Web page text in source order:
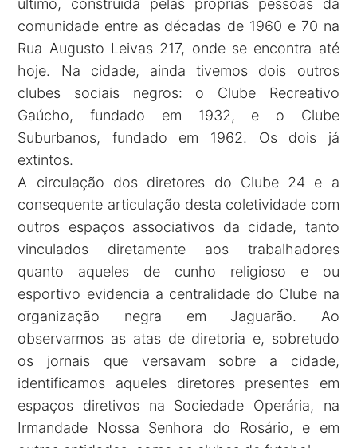
último, construída pelas próprias pessoas da
comunidade entre as décadas de 1960 e 70 na
Rua Augusto Leivas 217, onde se encontra até
hoje. Na cidade, ainda tivemos dois outros
clubes sociais negros: o Clube Recreativo
Gaúcho, fundado em 1932, e o Clube
Suburbanos, fundado em 1962. Os dois já
extintos.
A circulação dos diretores do Clube 24 e a
consequente articulação desta coletividade com
outros espaços associativos da cidade, tanto
vinculados diretamente aos trabalhadores
quanto aqueles de cunho religioso e ou
esportivo evidencia a centralidade do Clube na
organização negra em Jaguarão. Ao
observarmos as atas de diretoria e, sobretudo
os jornais que versavam sobre a cidade,
identificamos aqueles diretores presentes em
espaços diretivos na Sociedade Operária, na
Irmandade Nossa Senhora do Rosário, e em